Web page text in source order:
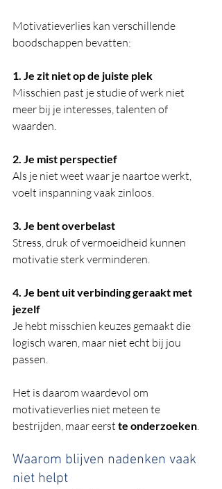
Motivatieverlies kan verschillende
boodschappen bevatten:
1. Je zit niet op de juiste plek
Misschien past je studie of werk niet
meer bij je interesses, talenten of
waarden.
2. Je mist perspectief
Als je niet weet waar je naartoe werkt,
voelt inspanning vaak zinloos.
3. Je bent overbelast
Stress, druk of vermoeidheid kunnen
motivatie sterk verminderen.
4. Je bent uit verbinding geraakt met
jezelf
Je hebt misschien keuzes gemaakt die
logisch waren, maar niet echt bij jou
passen.
Het is daarom waardevol om
motivatieverlies niet meteen te
bestrijden, maar eerst te onderzoeken.
Waarom blijven nadenken vaak
niet helpt